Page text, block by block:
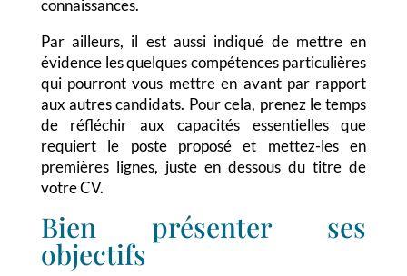
connaissances.
Par ailleurs, il est aussi indiqué de mettre en
évidence les quelques compétences particulières
qui pourront vous mettre en avant par rapport
aux autres candidats. Pour cela, prenez le temps
de réfléchir aux capacités essentielles que
requiert le poste proposé et mettez-les en
premières lignes, juste en dessous du titre de
votre CV.
Bien présenter ses
objectifs